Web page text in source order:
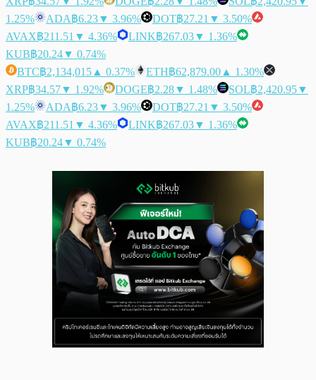
1.25%
ADA฿6.23▼ 3.96% DOT฿27.21 ▼ 3.50%
AVAX฿211.51 ▼ 4.36% LINK฿267.03▼ 1.36%
KUB฿20.24▼ 0.74%
BTC฿2,134,015 ▲ 0.37% ETH฿62,879.00 ▲ 1.30%
XRP฿34.57▼ 1.92% DOGE฿2.28▼ 1.48% SOL฿2,420.95▼
1.25%
ADA฿6.23▼ 3.96% DOT฿27.21 ▼ 3.50%
AVAX฿211.51 ▼ 4.36% LINK฿267.03▼ 1.36%
KUB฿20.24▼ 0.74%